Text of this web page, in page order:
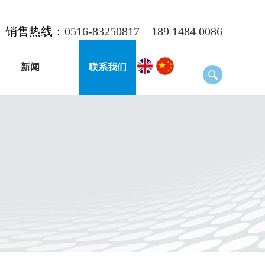
销售热线： 0516-83250817 189 1484 0086
新闻 联系我们